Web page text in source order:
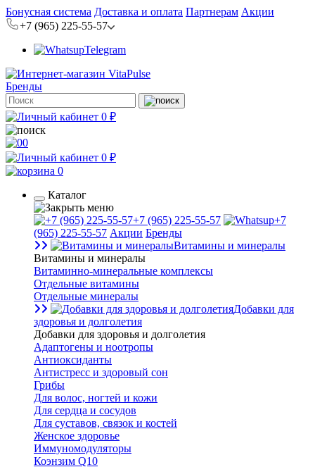
Бонусная система Доставка и оплата Партнерам Акции
+7 (965) 225-55-57
Telegram
Бренды
0 ₽
0
0 ₽
0
Каталог
+7 (965) 225-55-57
+7
(965) 225-55-57 Акции Бренды
Витамины и минералы
Витамины и минералы
Витаминно-минеральные комплексы
Отдельные витамины
Отдельные минералы
Добавки для
здоровья и долголетия
Добавки для здоровья и долголетия
Адаптогены и ноотропы
Антиоксиданты
Антистресс и здоровый сон
Грибы
Для волос, ногтей и кожи
Для сердца и сосудов
Для суставов, связок и костей
Женское здоровье
Иммуномодуляторы
Коэнзим Q10